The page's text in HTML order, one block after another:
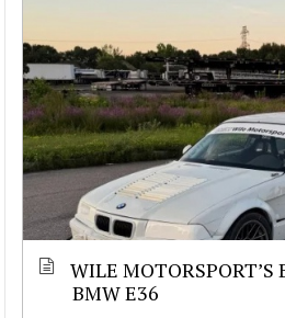
WILE MOTORSPORT’S
BMW E36